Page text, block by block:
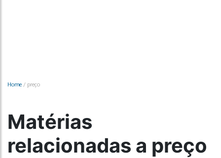
Home / preço
Matérias
relacionadas a preço